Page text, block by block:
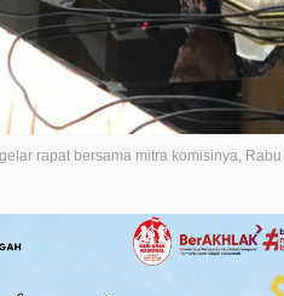
rapat bersama mitra komisinya,